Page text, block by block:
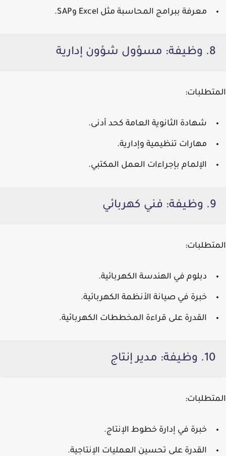
معرفة ببرامج المحاسبة مثل Excel وSAP.
8. وظيفة: مسؤول شؤون إدارية
المتطلبات:
شهادة الثانوية العامة كحد أدنى.
مهارات تنظيمية وإدارية.
الإلمام بإجراءات العمل المكتبي.
9. وظيفة: فني كهربائي
المتطلبات:
دبلوم في الهندسة الكهربائية.
خبرة في صيانة الأنظمة الكهربائية.
القدرة على قراءة المخططات الكهربائية.
10. وظيفة: مدير إنتاج
المتطلبات:
خبرة في إدارة خطوط الإنتاج.
القدرة على تحسين العمليات الإنتاجية.